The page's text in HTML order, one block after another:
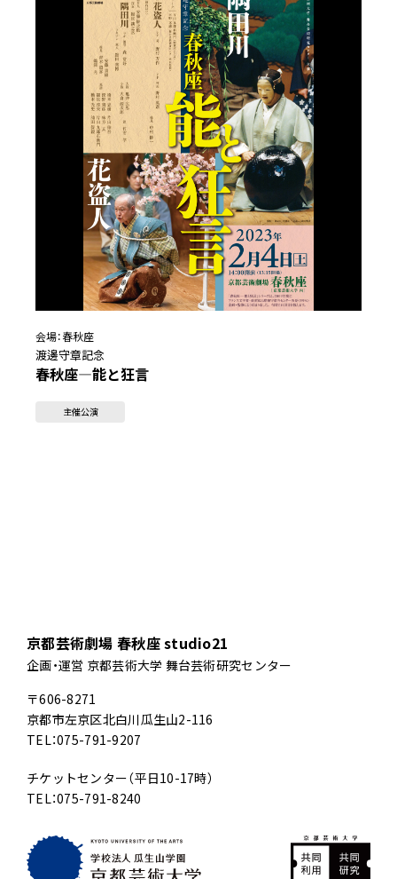
会場：春秋座
渡邊守章記念
春秋座―能と狂言
主催公演
京都芸術劇場 春秋座 studio21
企画・運営 京都芸術大学 舞台芸術研究センター
〒606-8271
京都市左京区北白川瓜生山2-116
TEL：075-791-9207
チケットセンター（平日10-17時）
TEL：075-791-8240